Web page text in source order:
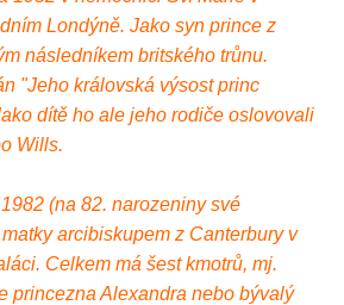
Londýně. Jako syn prince z
následníkem britského trůnu.
"Jeho královská výsost princ
dítě ho ale jeho rodiče oslovovali
Wills.
(na 82. narozeniny své
arcibiskupem z Canterbury v
Celkem má šest kmotrů, mj.
princezna Alexandra nebo bývalý